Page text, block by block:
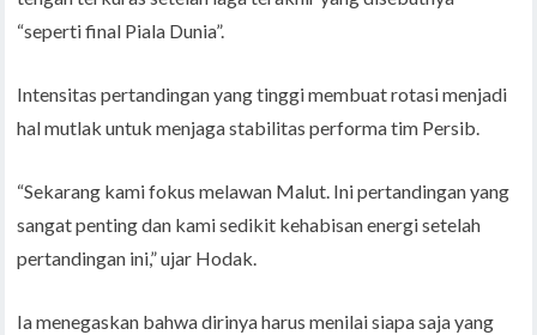
“seperti final Piala Dunia”.
Intensitas pertandingan yang tinggi membuat rotasi menjadi
hal mutlak untuk menjaga stabilitas performa tim Persib.
“Sekarang kami fokus melawan Malut. Ini pertandingan yang
sangat penting dan kami sedikit kehabisan energi setelah
pertandingan ini,” ujar Hodak.
Ia menegaskan bahwa dirinya harus menilai siapa saja yang